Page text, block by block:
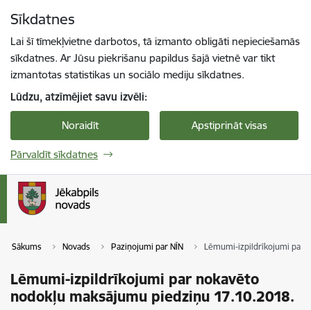
Sīkdatnes
Lai šī tīmekļvietne darbotos, tā izmanto obligāti nepieciešamās
sīkdatnes. Ar Jūsu piekrišanu papildus šajā vietnē var tikt
izmantotas statistikas un sociālo mediju sīkdatnes.
Lūdzu, atzīmējiet savu izvēli:
Noraidīt Apstiprināt visas
Pārvaldīt sīkdatnes
Sākums Novads Paziņojumi par NĪN Lēmumi-izpildrīkojumi par
Lēmumi-izpildrīkojumi par nokavēto
nodokļu maksājumu piedziņu 17.10.2018.